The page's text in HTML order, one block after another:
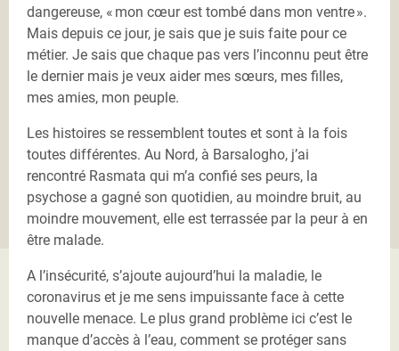
dangereuse, « mon cœur est tombé dans mon ventre ».
Mais depuis ce jour, je sais que je suis faite pour ce
métier. Je sais que chaque pas vers l’inconnu peut être
le dernier mais je veux aider mes sœurs, mes filles,
mes amies, mon peuple.
Les histoires se ressemblent toutes et sont à la fois
toutes différentes. Au Nord, à Barsalogho, j’ai
rencontré Rasmata qui m’a confié ses peurs, la
psychose a gagné son quotidien, au moindre bruit, au
moindre mouvement, elle est terrassée par la peur à en
être malade.
A l’insécurité, s’ajoute aujourd’hui la maladie, le
coronavirus et je me sens impuissante face à cette
nouvelle menace. Le plus grand problème ici c’est le
manque d’accès à l’eau, comment se protéger sans